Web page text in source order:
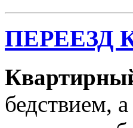
ПЕРЕЕЗД
бедствием,